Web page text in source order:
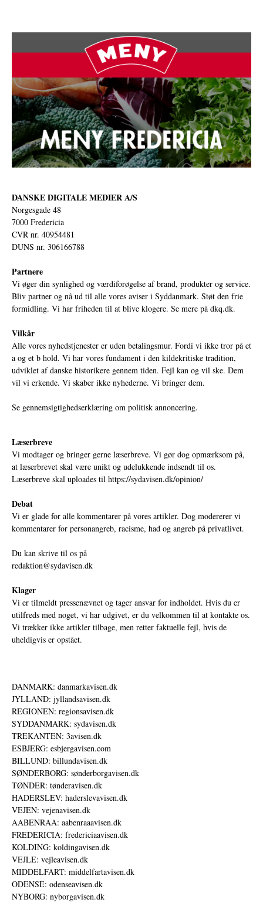
DANSKE DIGITALE MEDIER A/S
Norgesgade 48
7000 Fredericia
CVR nr. 40954481
DUNS nr. 306166788
Partnere
Vi øger din synlighed og værdiforøgelse af brand, produkter og service.
Bliv partner og nå ud til alle vores aviser i Syddanmark. Støt den frie
formidling. Vi har friheden til at blive klogere. Se mere på dkq.dk.
Vilkår
Alle vores nyhedstjenester er uden betalingsmur. Fordi vi ikke tror på et
a og et b hold. Vi har vores fundament i den kildekritiske tradition,
udviklet af danske historikere gennem tiden. Fejl kan og vil ske. Dem
vil vi erkende. Vi skaber ikke nyhederne. Vi bringer dem.
Se gennemsigtighedserklæring om politisk annoncering.
Læserbreve
Vi modtager og bringer gerne læserbreve. Vi gør dog opmærksom på,
at læserbrevet skal være unikt og udelukkende indsendt til os.
Læserbreve skal uploades til https://sydavisen.dk/opinion/
Debat
Vi er glade for alle kommentarer på vores artikler. Dog modererer vi
kommentarer for personangreb, racisme, had og angreb på privatlivet.
Du kan skrive til os på
redaktion@sydavisen.dk
Klager
Vi er tilmeldt pressenævnet og tager ansvar for indholdet. Hvis du er
utilfreds med noget, vi har udgivet, er du velkommen til at kontakte os.
Vi trækker ikke artikler tilbage, men retter faktuelle fejl, hvis de
uheldigvis er opstået.
DANMARK: danmarkavisen.dk
JYLLAND: jyllandsavisen.dk
REGIONEN: regionsavisen.dk
SYDDANMARK: sydavisen.dk
TREKANTEN: 3avisen.dk
ESBJERG: esbjergavisen.com
BILLUND: billundavisen.dk
SØNDERBORG: sønderborgavisen.dk
TØNDER: tønderavisen.dk
HADERSLEV: haderslevavisen.dk
VEJEN: vejenavisen.dk
AABENRAA: aabenraaavisen.dk
FREDERICIA: fredericiaavisen.dk
KOLDING: koldingavisen.dk
VEJLE: vejleavisen.dk
MIDDELFART: middelfartavisen.dk
ODENSE: odenseavisen.dk
NYBORG: nyborgavisen.dk